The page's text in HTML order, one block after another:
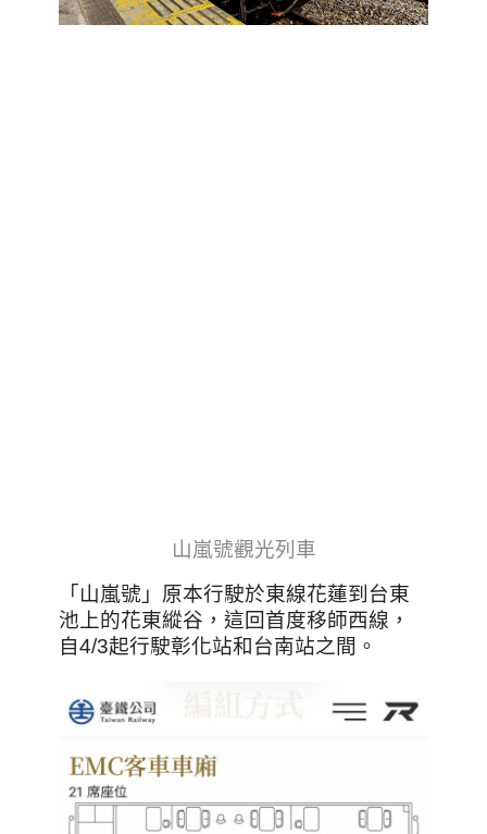
山嵐號觀光列車
「山嵐號」原本行駛於東線花蓮到台東
池上的花東縱谷，這回首度移師西線，
自4/3起行駛彰化站和台南站之間。